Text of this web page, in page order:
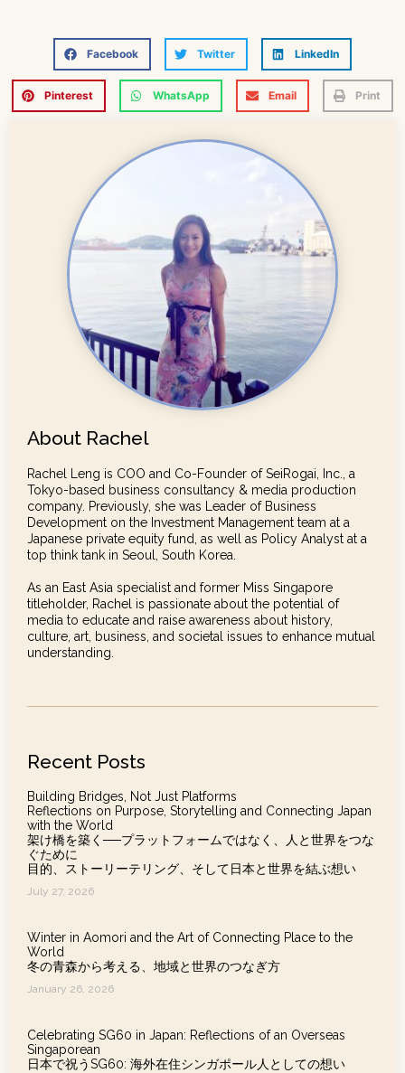
Facebook Twitter LinkedIn
Pinterest WhatsApp Email Print
About Rachel
Rachel Leng is COO and Co-Founder of SeiRogai, Inc., a
Tokyo-based business consultancy & media production
company. Previously, she was Leader of Business
Development on the Investment Management team at a
Japanese private equity fund, as well as Policy Analyst at a
top think tank in Seoul, South Korea.
As an East Asia specialist and former Miss Singapore
titleholder, Rachel is passionate about the potential of
media to educate and raise awareness about history,
culture, art, business, and societal issues to enhance mutual
understanding.
Recent Posts
Building Bridges, Not Just Platforms
Reflections on Purpose, Storytelling and Connecting Japan
with the World
架け橋を築く──プラットフォームではなく、人と世界をつな
ぐために
目的、ストーリーテリング、そして日本と世界を結ぶ想い
July 27, 2026
Winter in Aomori and the Art of Connecting Place to the
World
冬の青森から考える、地域と世界のつなぎ方
January 26, 2026
Celebrating SG60 in Japan: Reflections of an Overseas
Singaporean
日本で祝うSG60: 海外在住シンガポール人としての想い